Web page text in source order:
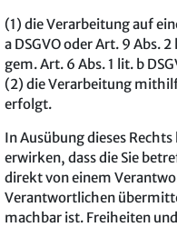
(1) die Verarbeitung auf
a DSGVO oder Art. 9 Abs.
gem. Art. 6 Abs. 1 lit. b
(2) die Verarbeitung
erfolgt.
In Ausübung dieses
erwirken, dass die Sie
direkt von einem
Verantwortlichen
machbar ist. Freiheiten